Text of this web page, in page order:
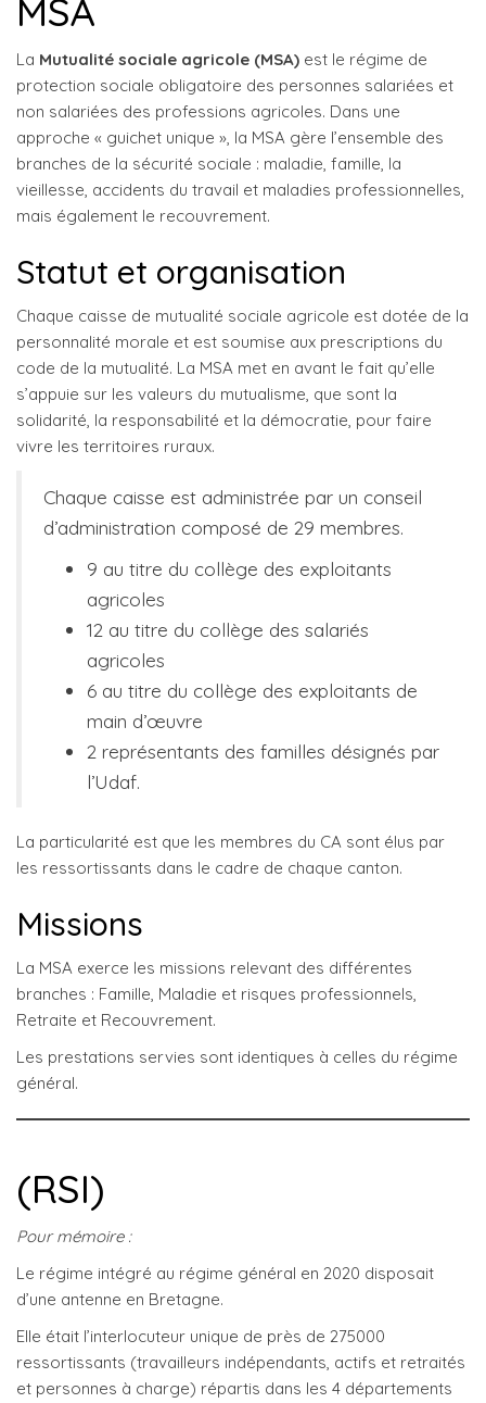
MSA
La Mutualité sociale agricole (MSA) est le régime de
protection sociale obligatoire des personnes salariées et
non salariées des professions agricoles. Dans une
approche « guichet unique », la MSA gère l’ensemble des
branches de la sécurité sociale : maladie, famille, la
vieillesse, accidents du travail et maladies professionnelles,
mais également le recouvrement.
Statut et organisation
Chaque caisse de mutualité sociale agricole est dotée de la
personnalité morale et est soumise aux prescriptions du
code de la mutualité. La MSA met en avant le fait qu’elle
s’appuie sur les valeurs du mutualisme, que sont la
solidarité, la responsabilité et la démocratie, pour faire
vivre les territoires ruraux.
Chaque caisse est administrée par un conseil
d’administration composé de 29 membres.
9 au titre du collège des exploitants
agricoles
12 au titre du collège des salariés
agricoles
6 au titre du collège des exploitants de
main d’œuvre
2 représentants des familles désignés par
l’Udaf.
La particularité est que les membres du CA sont élus par
les ressortissants dans le cadre de chaque canton.
Missions
La MSA exerce les missions relevant des différentes
branches : Famille, Maladie et risques professionnels,
Retraite et Recouvrement.
Les prestations servies sont identiques à celles du régime
général.
(RSI)
Pour mémoire :
Le régime intégré au régime général en 2020 disposait
d’une antenne en Bretagne.
Elle était l’interlocuteur unique de près de 275000
ressortissants (travailleurs indépendants, actifs et retraités
et personnes à charge) répartis dans les 4 départements